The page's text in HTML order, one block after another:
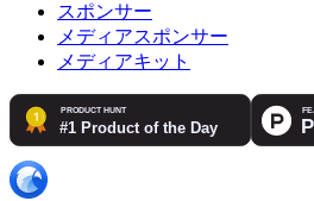
スポンサー
メディアスポンサー
メディアキット